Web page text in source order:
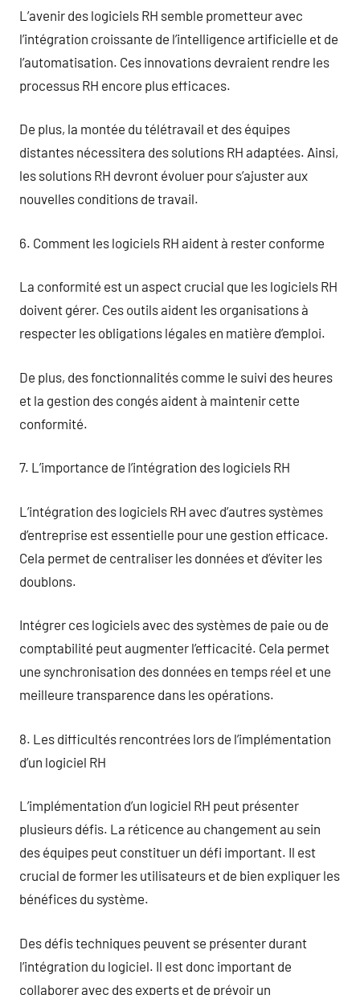
L’avenir des logiciels RH semble prometteur avec
l’intégration croissante de l’intelligence artificielle et de
l’automatisation. Ces innovations devraient rendre les
processus RH encore plus efficaces.
De plus, la montée du télétravail et des équipes
distantes nécessitera des solutions RH adaptées. Ainsi,
les solutions RH devront évoluer pour s’ajuster aux
nouvelles conditions de travail.
6. Comment les logiciels RH aident à rester conforme
La conformité est un aspect crucial que les logiciels RH
doivent gérer. Ces outils aident les organisations à
respecter les obligations légales en matière d’emploi.
De plus, des fonctionnalités comme le suivi des heures
et la gestion des congés aident à maintenir cette
conformité.
7. L’importance de l’intégration des logiciels RH
L’intégration des logiciels RH avec d’autres systèmes
d’entreprise est essentielle pour une gestion efficace.
Cela permet de centraliser les données et d’éviter les
doublons.
Intégrer ces logiciels avec des systèmes de paie ou de
comptabilité peut augmenter l’efficacité. Cela permet
une synchronisation des données en temps réel et une
meilleure transparence dans les opérations.
8. Les difficultés rencontrées lors de l’implémentation
d’un logiciel RH
L’implémentation d’un logiciel RH peut présenter
plusieurs défis. La réticence au changement au sein
des équipes peut constituer un défi important. Il est
crucial de former les utilisateurs et de bien expliquer les
bénéfices du système.
Des défis techniques peuvent se présenter durant
l’intégration du logiciel. Il est donc important de
collaborer avec des experts et de prévoir un